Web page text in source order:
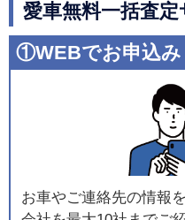
愛車無料一括査
①WEBでお申込み
お車やご連絡先の情報